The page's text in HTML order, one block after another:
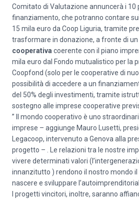
Comitato di Valutazione annuncerà i 10
finanziamento, che potranno contare
15 mila euro da Coop Liguria, tramite
trasformare in donazione, a fronte di
cooperativa coerente con il piano
mila euro dal Fondo mutualistico per la
Coopfond (solo per le cooperative di
possibilità di accedere a un
del 50% degli investimenti, tramite
sostegno alle imprese cooperative
” Il mondo cooperativo è uno
imprese – aggiunge Mauro Lusetti,
Legacoop, intervenuto a Genova alla
progetto – . Le relazioni tra le nostre
vivere determinati valori
innanzitutto ) rendono il nostro mondo
nascere e sviluppare
I progetti vincitori, inoltre, saranno